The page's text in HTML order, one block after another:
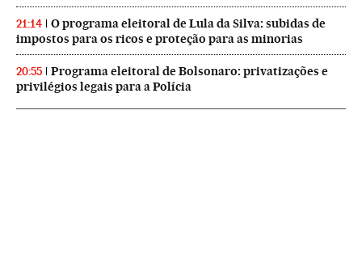
21:14
O programa eleitoral de Lula da Silva: subidas de
impostos para os ricos e proteção para as minorias
20:55
Programa eleitoral de Bolsonaro: privatizações e
privilégios legais para a Polícia